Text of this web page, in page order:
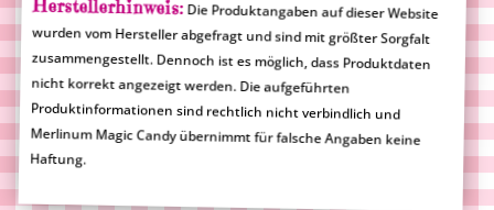
Herstellerhinweis:Die Produktangaben auf dieser Website
wurden vom Hersteller abgefragt und sind mit größter Sorgfalt
zusammengestellt. Dennoch ist es möglich, dass Produktdaten
nicht korrekt angezeigt werden. Die aufgeführten
Produktinformationen sind rechtlich nicht verbindlich und
Merlinum Magic Candy übernimmt für falsche Angaben keine
Haftung.